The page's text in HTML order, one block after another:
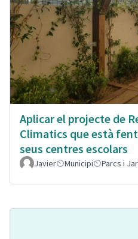
Aplicar el projecte de
Climatics que està
seus centres escolars
Javier Municipi Parcs i